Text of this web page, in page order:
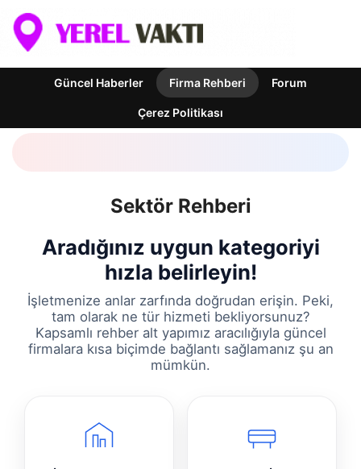
Güncel Haberler Firma Rehberi Forum
Çerez Politikası
Sektör Rehberi
Aradığınız uygun kategoriyi
hızla belirleyin!
İşletmenize anlar zarfında doğrudan erişin. Peki,
tam olarak ne tür hizmeti bekliyorsunuz?
Kapsamlı rehber alt yapımız aracılığıyla güncel
firmalara kısa biçimde bağlantı sağlamanız şu an
mümkün.